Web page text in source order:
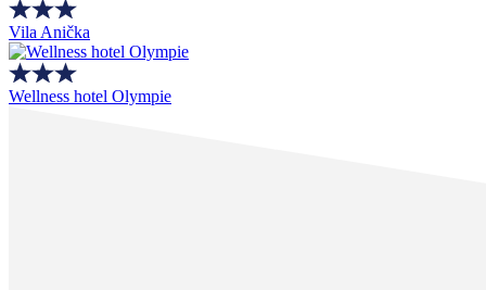
Vila Anička
Wellness hotel Olympie